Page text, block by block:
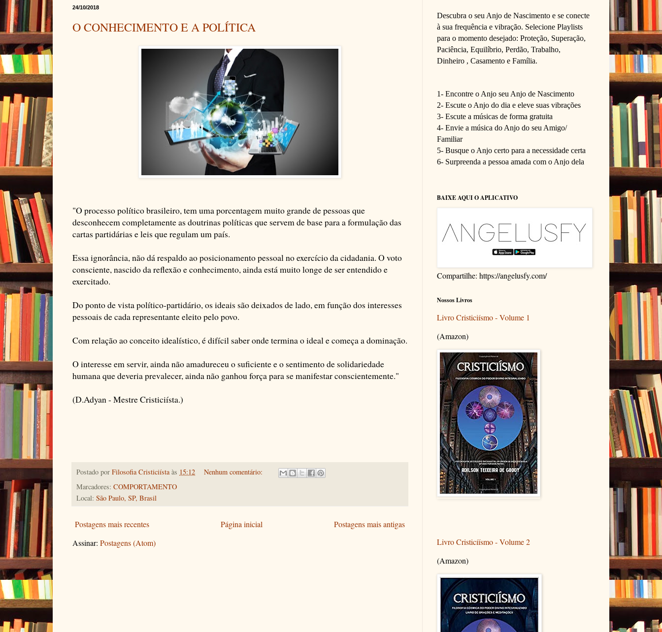
24/10/2018
O CONHECIMENTO E A POLÍTICA
"O processo político brasileiro, tem uma porcentagem muito grande de pessoas que
desconhecem completamente as doutrinas políticas que servem de base para a formulação das
cartas partidárias e leis que regulam um país.
Essa ignorância, não dá respaldo ao posicionamento pessoal no exercício da cidadania. O voto
consciente, nascido da reflexão e conhecimento, ainda está muito longe de ser entendido e
exercitado.
Do ponto de vista político-partidário, os ideais são deixados de lado, em função dos interesses
pessoais de cada representante eleito pelo povo.
Com relação ao conceito idealístico, é difícil saber onde termina o ideal e começa a dominação.
O interesse em servir, ainda não amadureceu o suficiente e o sentimento de solidariedade
humana que deveria prevalecer, ainda não ganhou força para se manifestar conscientemente."
(D.Adyan - Mestre Cristiciísta.)
Postado por Filosofia Cristiciísta às 15:12
Nenhum comentário:
Marcadores: COMPORTAMENTO
Local: São Paulo, SP, Brasil
Postagens mais recentes Postagens mais antigas
Página inicial
Assinar: Postagens (Atom)
Descubra o seu Anjo de Nascimento e se conecte
à sua frequência e vibração. Selecione Playlists
para o momento desejado: Proteção, Superação,
Paciência, Equilíbrio, Perdão, Trabalho,
Dinheiro , Casamento e Família.
1- Encontre o Anjo seu Anjo de Nascimento
2- Escute o Anjo do dia e eleve suas vibrações
3- Escute a músicas de forma gratuita
4- Envie a música do Anjo do seu Amigo/
Familiar
5- Busque o Anjo certo para a necessidade certa
6- Surpreenda a pessoa amada com o Anjo dela
BAIXE AQUI O APLICATIVO
Compartilhe: https://angelusfy.com/
Nossos Livros
Livro Cristiciísmo - Volume 1
(Amazon)
Livro Cristicíísmo - Volume 2
(Amazon)